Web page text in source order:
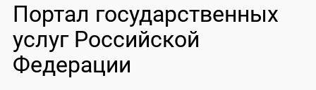
Портал государственных
услуг Российской
Федерации